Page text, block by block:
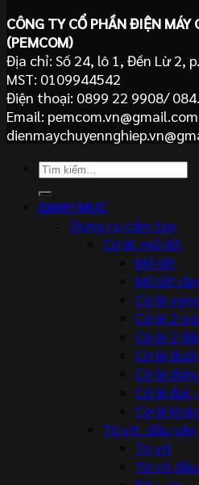
CÔNG TY CỔ PHẦN ĐIỆN MÁY
(PEMCOM)
Địa chỉ: Số 24, lô 1, Đền Lừ 2,
MST: 0109944542
Điện thoại: 0899 22 9908/
Email: pemcom.vn@gmail.com
Tìm
DANH MỤC
Dụng cụ cầm tay
Cờ lê, mỏ lết
Mỏ lết
Mỏ lết
Cờ lê
Cờ lê 2
Cờ lê 2
Cờ lê
Cờ lê
Cờ lê đai,
Cờ lê
Tô vít, đầu vặn
Tô vít
Tô vít